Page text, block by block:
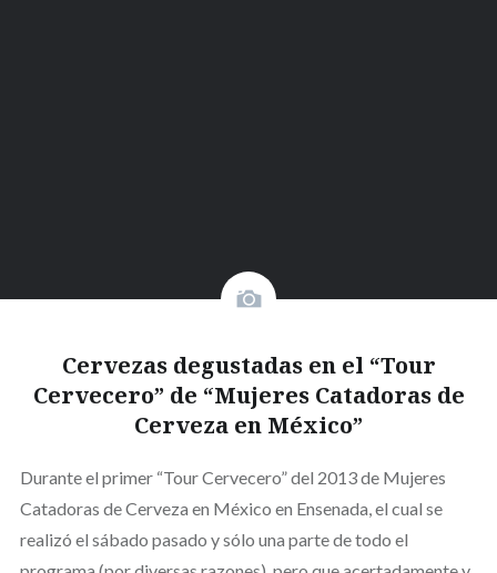
Cervezas degustadas en el “Tour
Cervecero” de “Mujeres Catadoras de
Cerveza en México”
Durante el primer “Tour Cervecero” del 2013 de Mujeres
Catadoras de Cerveza en México en Ensenada, el cual se
realizó el sábado pasado y sólo una parte de todo el